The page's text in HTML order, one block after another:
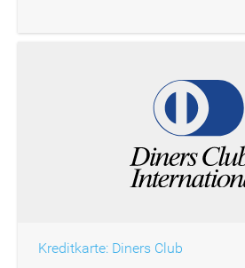
Kreditkarte: Diners Club